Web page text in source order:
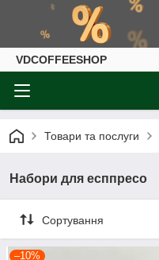
VDCOFFEESHOP
Товари та послуги
Набори для есппресо
Сортування
–10%